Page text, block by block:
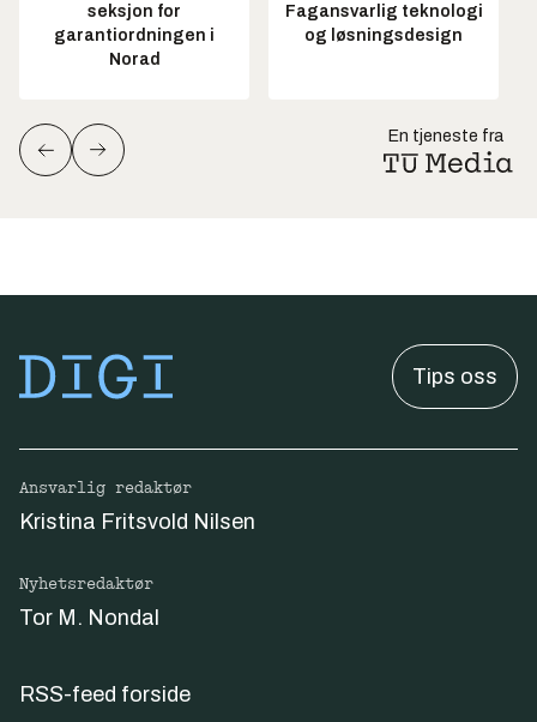
seksjon for
garantiordningen i
Norad
Fagansvarlig teknologi
og løsningsdesign
En tjeneste fra
Tips oss
Ansvarlig redaktør
Kristina Fritsvold Nilsen
Nyhetsredaktør
Tor M. Nondal
RSS-feed forside